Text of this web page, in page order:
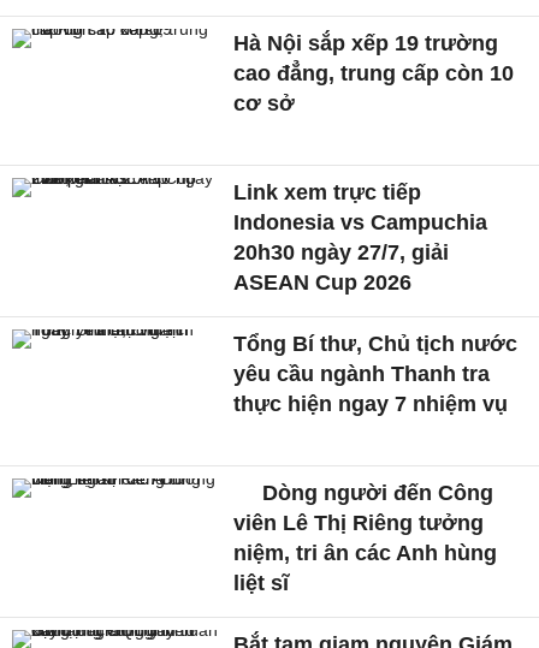
Hà Nội sắp xếp 19 trường
cao đẳng, trung cấp còn 10
cơ sở
Link xem trực tiếp
Indonesia vs Campuchia
20h30 ngày 27/7, giải
ASEAN Cup 2026
Tổng Bí thư, Chủ tịch nước
yêu cầu ngành Thanh tra
thực hiện ngay 7 nhiệm vụ
Dòng người đến Công
viên Lê Thị Riêng tưởng
niệm, tri ân các Anh hùng
liệt sĩ